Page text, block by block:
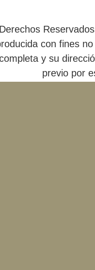
con fines
y su
previo por